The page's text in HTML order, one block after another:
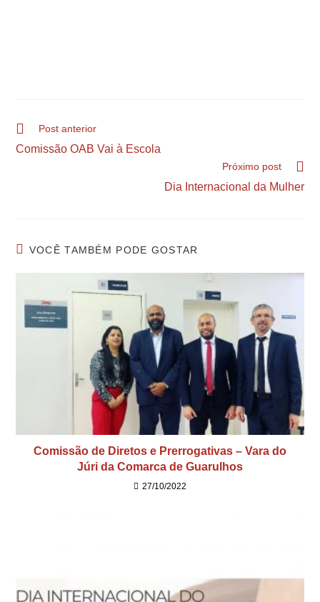
Post anterior
Comissão OAB Vai à Escola
Próximo post
Dia Internacional da Mulher
VOCÊ TAMBÉM PODE GOSTAR
Comissão de Diretos e Prerrogativas – Vara do
Júri da Comarca de Guarulhos
27/10/2022